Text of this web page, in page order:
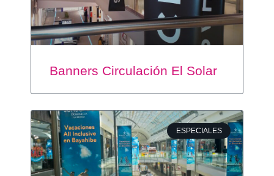
Banners Circulación El Solar
ESPECIALES